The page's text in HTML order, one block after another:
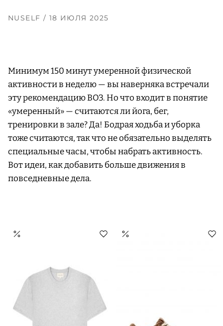
NUSELF / 18 ИЮЛЯ 2025
Минимум 150 минут умеренной физической
активности в неделю — вы наверняка встречали
эту рекомендацию ВОЗ. Но что входит в понятие
«умеренный» — считаются ли йога, бег,
тренировки в зале? Да! Бодрая ходьба и уборка
тоже считаются, так что не обязательно выделять
специальные часы, чтобы набрать активность.
Вот идеи, как добавить больше движения в
повседневные дела.